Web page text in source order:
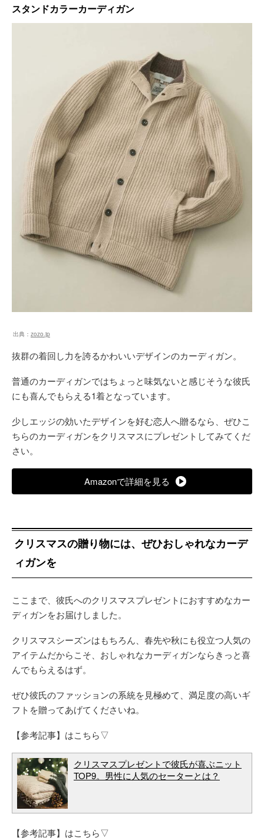
スタンドカラーカーディガン
出典： zozo.jp
抜群の着回し力を誇るかわいいデザインのカーディガン。
普通のカーディガンではちょっと味気ないと感じそうな彼氏
にも喜んでもらえる1着となっています。
少しエッジの効いたデザインを好む恋人へ贈るなら、ぜひこ
ちらのカーディガンをクリスマスにプレゼントしてみてくだ
さい。
Amazonで詳細を見る
クリスマスの贈り物には、ぜひおしゃれなカーデ
ィガンを
ここまで、彼氏へのクリスマスプレゼントにおすすめなカー
ディガンをお届けしました。
クリスマスシーズンはもちろん、春先や秋にも役立つ人気の
アイテムだからこそ、おしゃれなカーディガンならきっと喜
んでもらえるはず。
ぜひ彼氏のファッションの系統を見極めて、満足度の高いギ
フトを贈ってあげてくださいね。
【参考記事】はこちら▽
クリスマスプレゼントで彼氏が喜ぶニット
TOP9。男性に人気のセーターとは？
【参考記事】はこちら▽